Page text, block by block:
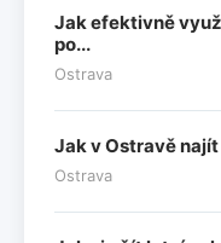
Jak efektivně
po...
Ostrava
Jak v Ostravě
Ostrava